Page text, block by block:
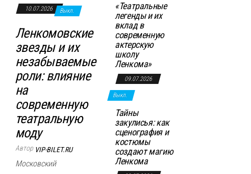
10.07.2026 Выкл.
Ленкомовские
звезды и их
незабываемые
роли: влияние
на
современную
театральную
моду
Автор VIP-BILET.RU
Московский
«Театральные
легенды и их
вклад в
современную
актерскую
школу
Ленкома»
09.07.2026
Выкл.
Тайны
закулисья: как
сценография и
костюмы
создают магию
Ленкома